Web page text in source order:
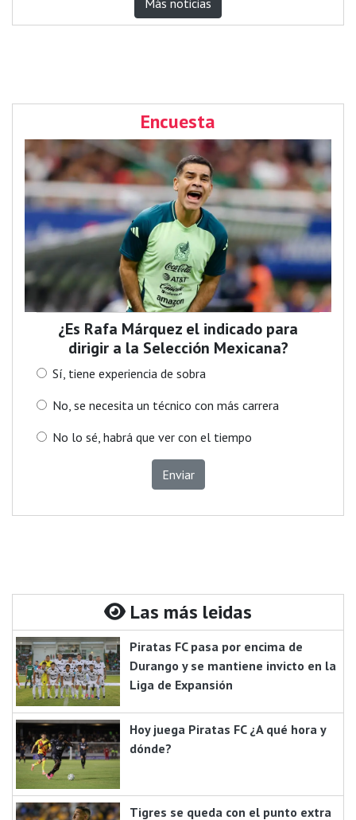
Encuesta
¿Es Rafa Márquez el indicado para
dirigir a la Selección Mexicana?
Sí, tiene experiencia de sobra
No, se necesita un técnico con más carrera
No lo sé, habrá que ver con el tiempo
Enviar
Las más leidas
Piratas FC pasa por encima de
Durango y se mantiene invicto en la
Liga de Expansión
Hoy juega Piratas FC ¿A qué hora y
dónde?
Tigres se queda con el punto extra